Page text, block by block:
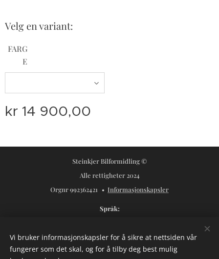
Velg en variant:
FARG
E
kr 14 900,00
Steinkjer Bilformidling ©
Alle rettigheter 2024
Orgnr 992362421
Informasjonskapsler
Språk
Valuta
NOK kr
USD $ SEK kr
Vi bruker informasjonskapsler for å sikre at nettsiden vår
fungerer som det skal, og for å tilby deg best mulig